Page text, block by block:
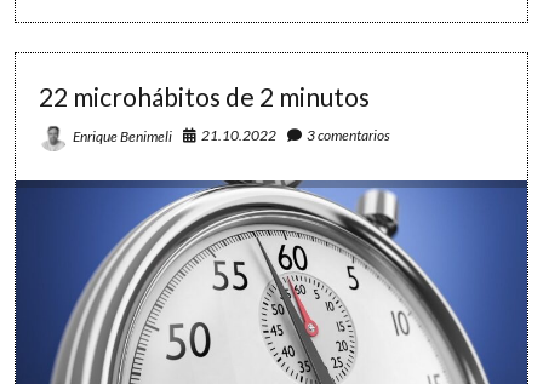
día:
para
definir
nuestros
22 microhábitos de 2 minutos
Enrique Benimeli 21.10.2022 3 comentarios